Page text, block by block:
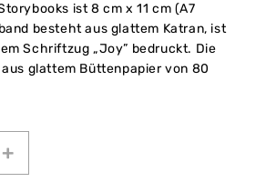
ist 8 cm x 11 cm (A7
besteht aus glattem Katran, ist
Schriftzug „Joy” bedruckt. Die
glattem Büttenpapier von 80